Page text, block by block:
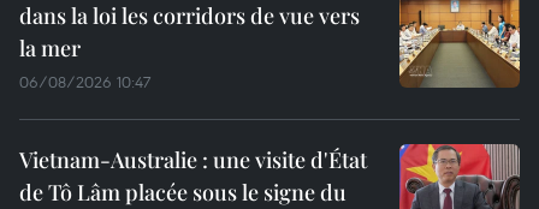
dans la loi les corridors de vue vers
la mer
06/08/2026 10:47
Vietnam-Australie : une visite d'État
de Tô Lâm placée sous le signe du